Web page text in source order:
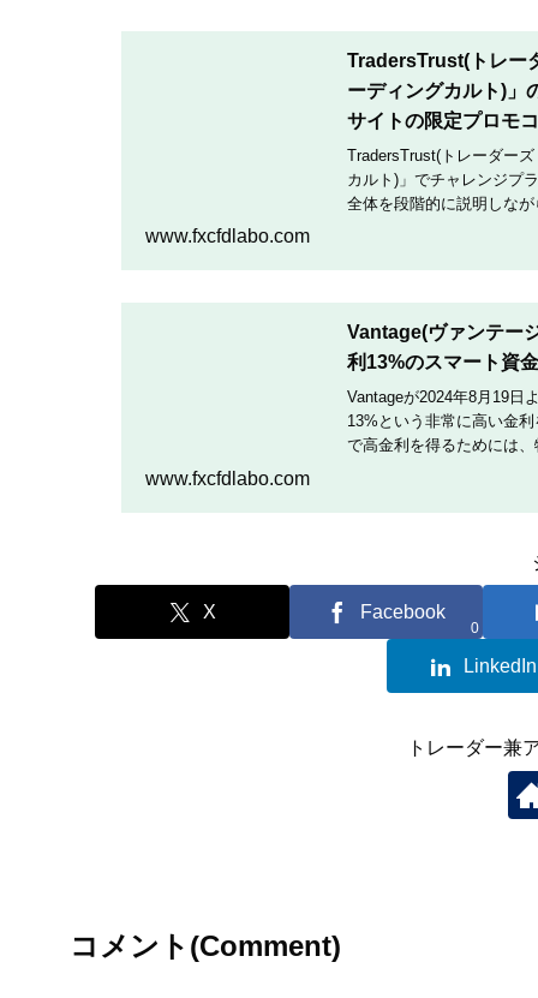
TradersTrust(トレー
ーディングカルト)」
サイトの限定プロモ
TradersTrust(トレーダー
カルト)」でチャレンジプ
全体を段階的に説明しな
TradingCultがほぼ定期的
www.fxcfdlabo.com
Vantage(ヴァンテー
利13%のスマート資
Vantageが2024年8月19日
13%という非常に高い金
で高金利を得るためには
を行いたい人は、この記
www.fxcfdlabo.com
X Facebook
0
LinkedIn
トレーダー兼
コメント(Comment)